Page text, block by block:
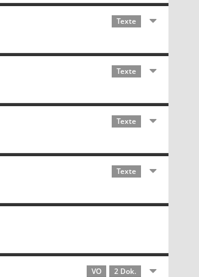
Texte
Texte
Texte
Texte
VO 2 Dok.